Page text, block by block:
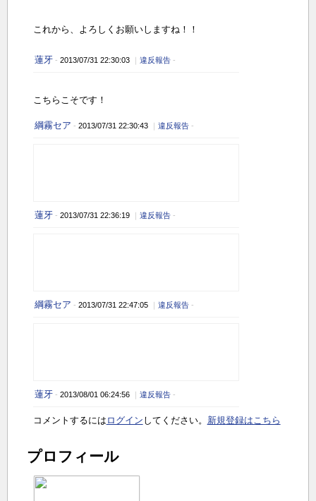
これから、よろしくお願いしますね！！
蓮牙- 2013/07/31 22:30:03 ｜ 違反報告 -
こちらこそです！
綱霧セア - 2013/07/31 22:30:43 ｜ 違反報告 -
蓮牙- 2013/07/31 22:36:19 ｜ 違反報告 -
綱霧セア - 2013/07/31 22:47:05 ｜ 違反報告 -
蓮牙- 2013/08/01 06:24:56 ｜ 違反報告 -
コメントするには ログイン してください。 新規登録はこちら
プロフィール